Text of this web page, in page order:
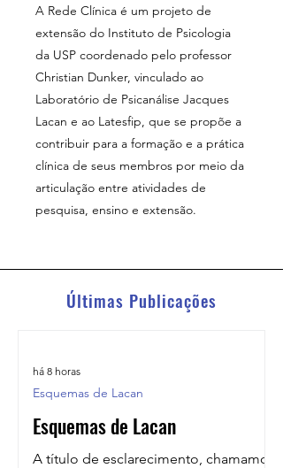
A Rede Clínica é um projeto de
extensão do Instituto de Psicologia
da USP coordenado pelo professor
Christian Dunker, vinculado ao
Laboratório de Psicanálise Jacques
Lacan e ao Latesfip, que se propõe a
contribuir para a formação e a prática
clínica de seus membros por meio da
articulação entre atividades de
pesquisa, ensino e extensão.
Últimas Publicações
Esquemas de Lacan
A título de esclarecimento, chamamos
Esquemas de Lacan
há 8 horas